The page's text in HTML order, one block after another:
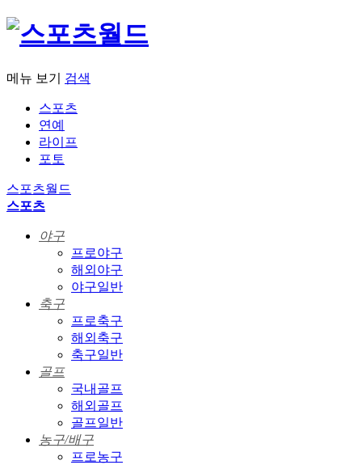
메뉴 보기 검색
스포츠
연예
라이프
포토
스포츠월드
스포츠
야구
프로야구
해외야구
야구일반
축구
프로축구
해외축구
축구일반
골프
국내골프
해외골프
골프일반
농구/배구
프로농구